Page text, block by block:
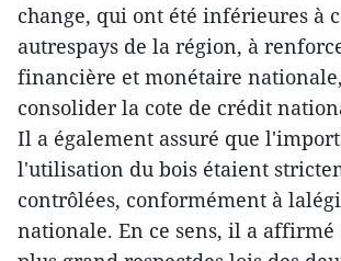
change, qui ont été inférieures à
autrespays de la région, à
financière et monétaire
consolider la cote de crédit
Il a également assuré que
l'utilisation du bois étaient
contrôlées, conformément à
nationale. En ce sens, il a affirmé